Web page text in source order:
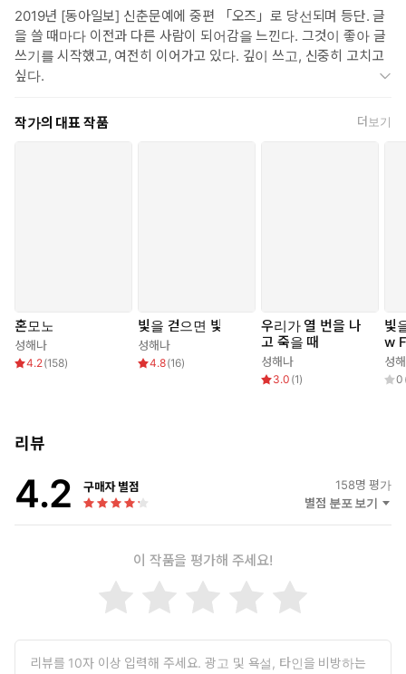
를 들여다보며 세태의 풍경을 선명하게 묘파해낸다. 특히 이번 소설
집에는 지난해 끊임없이 호명되며 문단을 휩쓸었다 해도 과언이 아
닐 표제작 「혼모노」를 비롯해 작가에게 2년 연속 젊은작가상을
선사해준 「길티 클럽: 호랑이 만지기」, 이 계절의 소설과 올해의
“작가의 ‘신명’이라 불”릴(추천사, 이기호) 만큼 “질투 나는 재능”(추
2019년 [동아일보] 신춘문예에 중편 「오즈」로 당선되며 등단. 글
을 쓸 때마다 이전과 다른 사람이 되어감을 느낀다. 그것이 좋아 글
쓰기를 시작했고, 여전히 이어가고 있다. 깊이 쓰고, 신중히 고치고
싶다.
작가의 대표 작품 더보기
혼모노
성해나
4.2(158)
빛을 걷으면 빛
성해나
4.8(16)
우리가 열 번을 나
고 죽을 때
성해나
3.0 (1)
빛
w
성
0
리뷰
4.2 구매자 별점 158명 평가
별점 분포 보기
이 작품을 평가해 주세요!